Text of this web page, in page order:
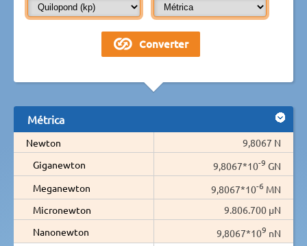
Métrica
Newton
9,8067 N
Giganewton
9,8067*10-9 GN
Meganewton
9,8067*10-6 MN
Micronewton
9.806.700 µN
Nanonewton
9,8067*109 nN